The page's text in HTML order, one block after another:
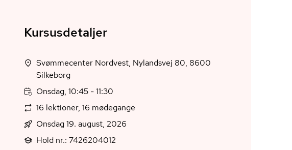
Kursusdetaljer
Svømmecenter Nordvest, Nylandsvej 80, 8600
Silkeborg
Onsdag, 10:45 - 11:30
16 lektioner, 16 mødegange
Onsdag 19. august, 2026
Hold nr.: 7426204012